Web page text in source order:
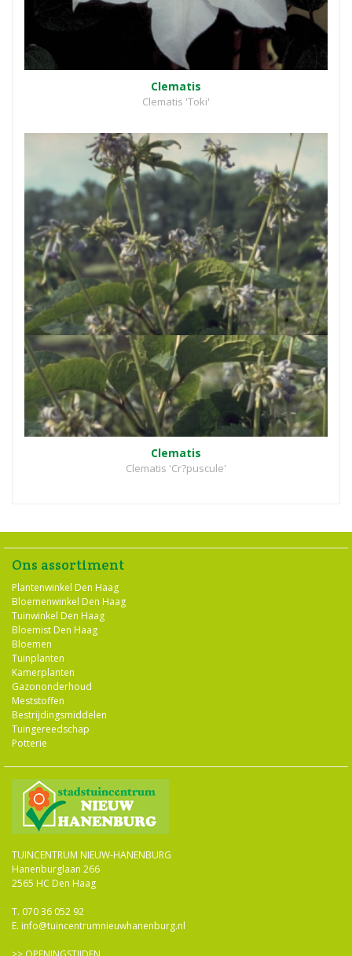
Clematis
Clematis 'Toki'
Clematis
Clematis 'Cr?puscule'
Ons assortiment
Plantenwinkel Den Haag
Bloemenwinkel Den Haag
Tuinwinkel Den Haag
Bloemist Den Haag
Bloemen
Tuinplanten
Kamerplanten
Gazononderhoud
Meststoffen
Bestrijdingsmiddelen
Tuingereedschap
Potterie
TUINCENTRUM NIEUW-HANENBURG
Hanenburglaan 266
2565 HC Den Haag
T. 070 36 052 92
E. info@tuincentrumnieuwhanenburg.nl